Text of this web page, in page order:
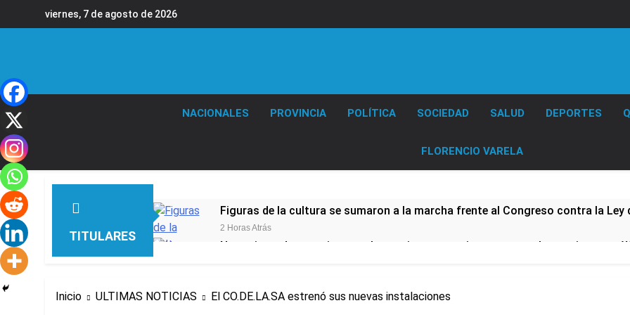
viernes, 7 de agosto de 2026
NACIONALES PROVINCIA POLÍTICA SOCIEDAD SALUD DEPORTES
FLORENCIO VARELA
TITULARES
Figuras de la cultura se sumaron a la marcha frente al Congreso contra la Ley
2 Horas Atrás
Nueva jornada negativa para los activos argentinos: cayeron las acciones en
Jorge Macri condenó los disturbios frente al Congreso y calificó a los
Inicio ULTIMAS NOTICIAS El CO.DE.LA.SA estrenó sus nuevas instalaciones